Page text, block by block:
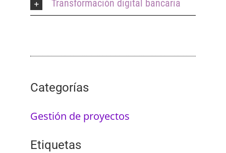
Transformación digital bancaria
Categorías
Gestión de proyectos
Etiquetas